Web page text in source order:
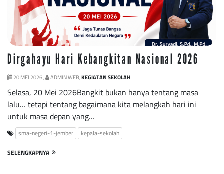
Dirgahayu Hari Kebangkitan Nasional 2026
20 MEI 2026 , ADMIN WEB,KEGIATAN SEKOLAH
Selasa, 20 Mei 2026Bangkit bukan hanya tentang masa
lalu… tetapi tentang bagaimana kita melangkah hari ini
untuk masa depan yang…
sma-negeri-1-jember kepala-sekolah
SELENGKAPNYA